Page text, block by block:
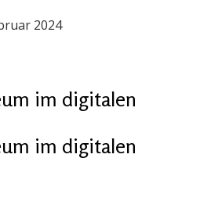
2024
im digitalen
im digitalen